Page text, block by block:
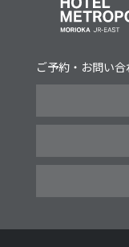
ご予約・お問い合